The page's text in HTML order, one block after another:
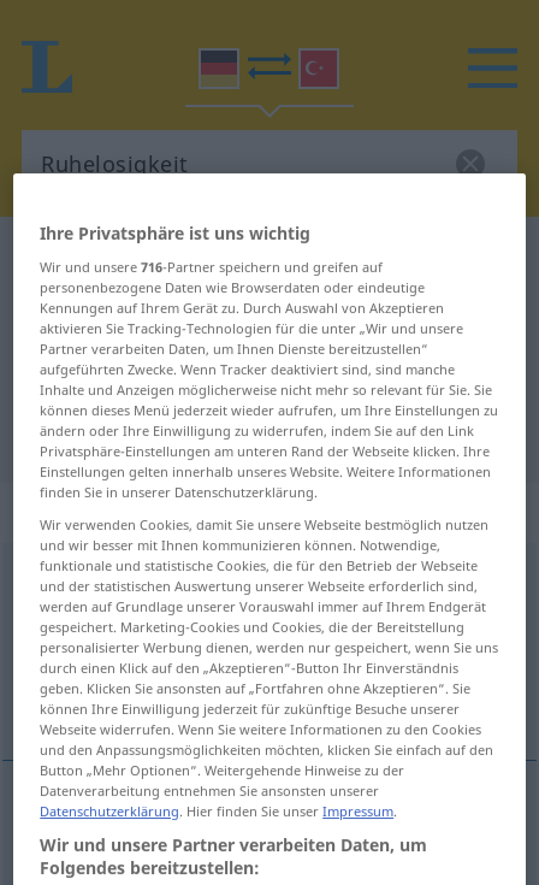
Deutsch-Türkisch Übersetzung für
"Ruhelosigkeit"
"Ruhelosigkeit" Türkisch
Übersetzung
„Ruhelosigkeit“ : weiblich
Ruhelosigkeitf <Ruhelosigkeit;ohne pl >
Übersicht aller Übersetzungen
(Für mehr Details die Übersetzung anklicken/antippen)
huzursuzluk, gerginlik
gerginlik Ruhelosigkeit
Ihre Privatsphäre ist uns wichtig
Wir und unsere716-Partner speichern und greifen auf
personenbezogene Daten wie Browserdaten oder eindeutige
Kennungen auf Ihrem Gerät zu. Durch Auswahl von Akzeptieren
aktivieren Sie Tracking-Technologien für die unter „Wir und unsere
Partner verarbeiten Daten, um Ihnen Dienste bereitzustellen“
aufgeführten Zwecke. Wenn Tracker deaktiviert sind, sind manche
Inhalte und Anzeigen möglicherweise nicht mehr so relevant für Sie. Sie
können dieses Menü jederzeit wieder aufrufen, um Ihre Einstellungen zu
ändern oder Ihre Einwilligung zu widerrufen, indem Sie auf den Link
Privatsphäre-Einstellungen am unteren Rand der Webseite klicken. Ihre
Einstellungen gelten innerhalb unseres Website. Weitere Informationen
finden Sie in unserer Datenschutzerklärung.
Wir verwenden Cookies, damit Sie unsere Webseite bestmöglich nutzen
und wir besser mit Ihnen kommunizieren können. Notwendige,
funktionale und statistische Cookies, die für den Betrieb der Webseite
und der statistischen Auswertung unserer Webseite erforderlich sind,
werden auf Grundlage unserer Vorauswahl immer auf Ihrem Endgerät
gespeichert. Marketing-Cookies und Cookies, die der Bereitstellung
personalisierter Werbung dienen, werden nur gespeichert, wenn Sie uns
durch einen Klick auf den „Akzeptieren“-Button Ihr Einverständnis
geben. Klicken Sie ansonsten auf „Fortfahren ohne Akzeptieren“. Sie
können Ihre Einwilligung jederzeit für zukünftige Besuche unserer
Webseite widerrufen. Wenn Sie weitere Informationen zu den Cookies
und den Anpassungsmöglichkeiten möchten, klicken Sie einfach auf den
Button „Mehr Optionen“. Weitergehende Hinweise zu der
Datenverarbeitung entnehmen Sie ansonsten unserer
Datenschutzerklärung. Hier finden Sie unserImpressum.
Wir und unsere Partner verarbeiten Daten, um
Folgendes bereitzustellen: